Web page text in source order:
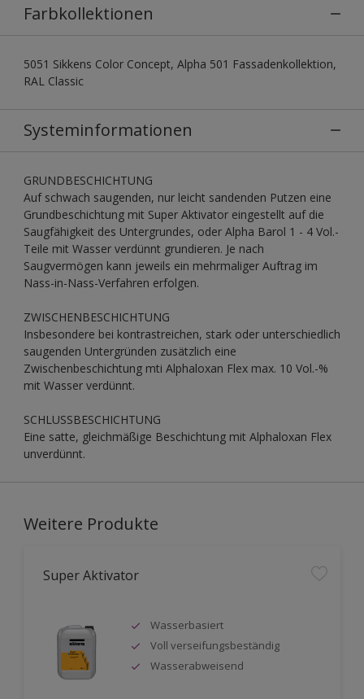
Farbkollektionen
5051 Sikkens Color Concept, Alpha 501 Fassadenkollektion,
RAL Classic
Systeminformationen
GRUNDBESCHICHTUNG
Auf schwach saugenden, nur leicht sandenden Putzen eine
Grundbeschichtung mit Super Aktivator eingestellt auf die
Saugfähigkeit des Untergrundes, oder Alpha Barol 1 - 4 Vol.-
Teile mit Wasser verdünnt grundieren. Je nach
Saugvermögen kann jeweils ein mehrmaliger Auftrag im
Nass-in-Nass-Verfahren erfolgen.
ZWISCHENBESCHICHTUNG
Insbesondere bei kontrastreichen, stark oder unterschiedlich
saugenden Untergründen zusätzlich eine
Zwischenbeschichtung mti Alphaloxan Flex max. 10 Vol.-%
mit Wasser verdünnt.
SCHLUSSBESCHICHTUNG
Eine satte, gleichmäßige Beschichtung mit Alphaloxan Flex
unverdünnt.
Weitere Produkte
Super Aktivator
Wasserbasiert
Voll verseifungsbeständig
Wasserabweisend